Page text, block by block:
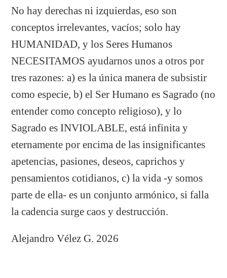
No hay derechas ni izquierdas, eso son
conceptos irrelevantes, vacíos; solo hay
HUMANIDAD, y los Seres Humanos
NECESITAMOS ayudarnos unos a otros por
tres razones: a) es la única manera de subsistir
como especie, b) el Ser Humano es Sagrado (no
entender como concepto religioso), y lo
Sagrado es INVIOLABLE, está infinita y
eternamente por encima de las insignificantes
apetencias, pasiones, deseos, caprichos y
pensamientos cotidianos, c) la vida -y somos
parte de ella- es un conjunto armónico, si falla
la cadencia surge caos y destrucción.
Alejandro Vélez G. 2026